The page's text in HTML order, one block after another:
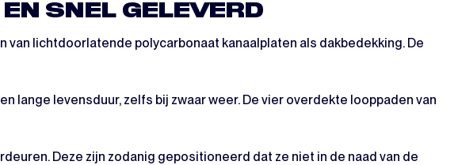
SNEL GELEVERD
lichtdoorlatende polycarbonaat kanaalplaten als dakbedekking. De
lange levensduur, zelfs bij zwaar weer. De vier overdekte looppaden van
Deze zijn zodanig gepositioneerd dat ze niet in de naad van de